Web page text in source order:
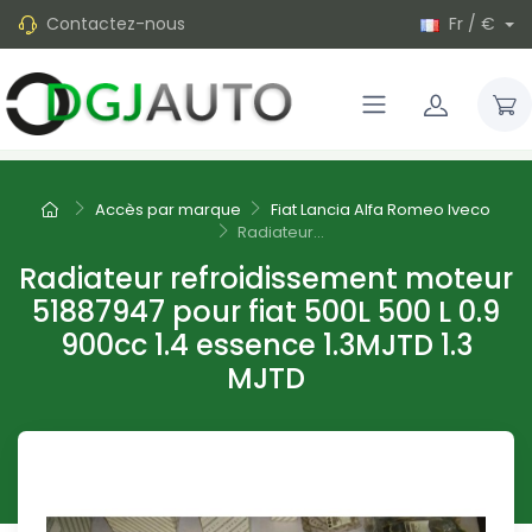
Contactez-nous Fr / €
Accès par marque
Fiat Lancia Alfa Romeo Iveco
Radiateur...
Radiateur refroidissement moteur
51887947 pour fiat 500L 500 L 0.9
900cc 1.4 essence 1.3MJTD 1.3
MJTD